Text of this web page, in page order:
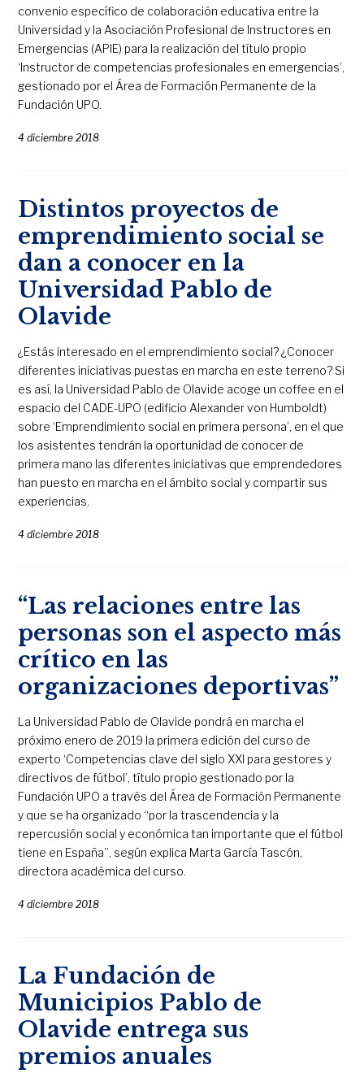
convenio específico de colaboración educativa entre la
Universidad y la Asociación Profesional de Instructores en
Emergencias (APIE) para la realización del título propio
‘Instructor de competencias profesionales en emergencias’,
gestionado por el Área de Formación Permanente de la
Fundación UPO.
4 diciembre 2018
Distintos proyectos de
emprendimiento social se
dan a conocer en la
Universidad Pablo de
Olavide
¿Estás interesado en el emprendimiento social? ¿Conocer
diferentes iniciativas puestas en marcha en este terreno? Si
es así, la Universidad Pablo de Olavide acoge un coffee en el
espacio del CADE-UPO (edificio Alexander von Humboldt)
sobre ‘Emprendimiento social en primera persona’, en el que
los asistentes tendrán la oportunidad de conocer de
primera mano las diferentes iniciativas que emprendedores
han puesto en marcha en el ámbito social y compartir sus
experiencias.
4 diciembre 2018
“Las relaciones entre las
personas son el aspecto más
crítico en las
organizaciones deportivas”
La Universidad Pablo de Olavide pondrá en marcha el
próximo enero de 2019 la primera edición del curso de
experto ‘Competencias clave del siglo XXI para gestores y
directivos de fútbol’, título propio gestionado por la
Fundación UPO a través del Área de Formación Permanente
y que se ha organizado “por la trascendencia y la
repercusión social y económica tan importante que el fútbol
tiene en España”, según explica Marta García Tascón,
directora académica del curso.
4 diciembre 2018
La Fundación de
Municipios Pablo de
Olavide entrega sus
premios anuales